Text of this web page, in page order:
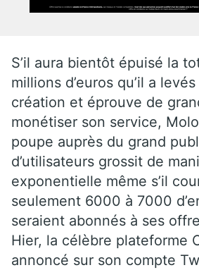
S’il aura bientôt épuisé la
millions d’euros qu’il a
création et éprouve de
monétiser son service,
poupe auprès du grand
d’utilisateurs grossit de
exponentielle même s’il
seulement 6000 à 7000
seraient abonnés à ses
Hier, la célèbre plateforme
annoncé sur son compte